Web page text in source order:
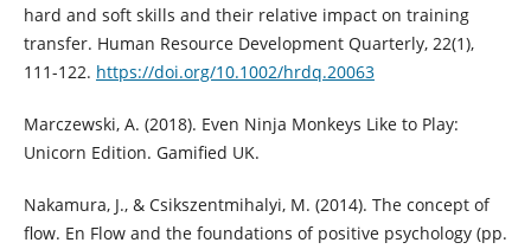
hard and soft skills and their relative impact on training
transfer. Human Resource Development Quarterly, 22(1),
111-122. https://doi.org/10.1002/hrdq.20063
Marczewski, A. (2018). Even Ninja Monkeys Like to Play:
Unicorn Edition. Gamified UK.
Nakamura, J., & Csikszentmihalyi, M. (2014). The concept of
flow. En Flow and the foundations of positive psychology (pp.